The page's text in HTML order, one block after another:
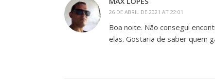
26 DE ABRIL DE 2021 AT 22:01
Boa noite. Não consegui
elas. Gostaria de saber quem